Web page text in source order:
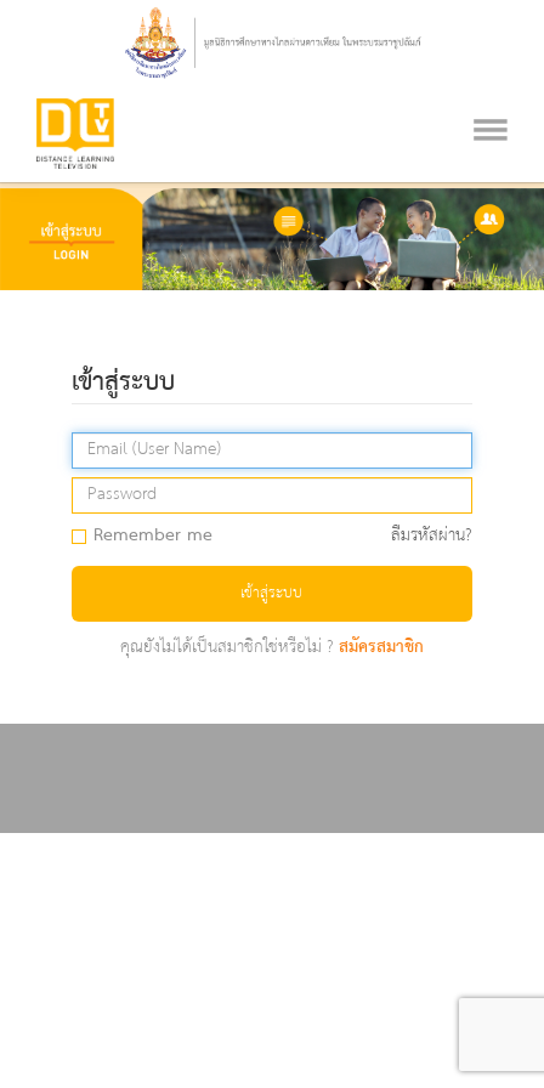
เข้าสู่ระบบ
Remember me ลืมรหัสผ่าน?
เข้าสู่ระบบ
คุณยังไม่ได้เป็นสมาชิกใช่หรือไม่ ?สมัครสมาชิก